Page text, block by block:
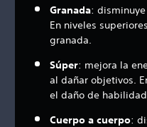
Granada:
En niveles
granada.
Súper: mejora la
al dañar objetivos.
el daño de
Cuerpo a cuerpo: